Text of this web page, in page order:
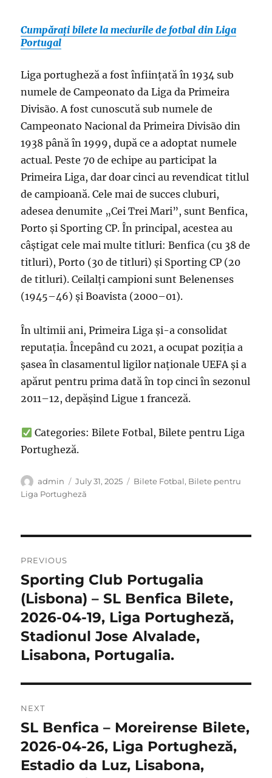
Cumpărați bilete la meciurile de fotbal din Liga
Portugal
Liga portugheză a fost înființată în 1934 sub
numele de Campeonato da Liga da Primeira
Divisão. A fost cunoscută sub numele de
Campeonato Nacional da Primeira Divisão din
1938 până în 1999, după ce a adoptat numele
actual. Peste 70 de echipe au participat la
Primeira Liga, dar doar cinci au revendicat titlul
de campioană. Cele mai de succes cluburi,
adesea denumite „Cei Trei Mari”, sunt Benfica,
Porto și Sporting CP. În principal, acestea au
câștigat cele mai multe titluri: Benfica (cu 38 de
titluri), Porto (30 de titluri) și Sporting CP (20
de titluri). Ceilalți campioni sunt Belenenses
(1945–46) și Boavista (2000–01).
În ultimii ani, Primeira Liga și-a consolidat
reputația. Începând cu 2021, a ocupat poziția a
șasea în clasamentul ligilor naționale UEFA și a
apărut pentru prima dată în top cinci în sezonul
2011–12, depășind Ligue 1 franceză.
Categories: Bilete Fotbal, Bilete pentru Liga
Portugheză.
Author
admin
Posted
on
July 31, 2025 Categories
Bilete Fotbal, Bilete pentru
Liga Portugheză
navigation
PREVIOUS
Previous
post:
Sporting Club Portugalia
(Lisbona) – SL Benfica Bilete,
2026-04-19, Liga Portugheză,
Stadionul Jose Alvalade,
Lisabona, Portugalia.
NEXT
Next
post:
SL Benfica – Moreirense Bilete,
2026-04-26, Liga Portugheză,
Estadio da Luz, Lisabona,